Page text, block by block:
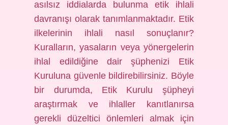
asılsız iddialarda bulunma etik ihlali
davranışı olarak tanımlanmaktadır. Etik
ilkelerinin ihlali nasıl sonuçlanır?
Kuralların, yasaların veya yönergelerin
ihlal edildiğine dair şüphenizi Etik
Kuruluna güvenle bildirebilirsiniz. Böyle
bir durumda, Etik Kurulu şüpheyi
araştırmak ve ihlaller kanıtlanırsa
gerekli düzeltici önlemleri almak için